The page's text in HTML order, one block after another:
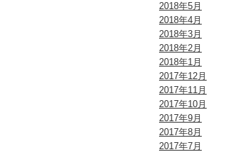
2018年5月
2018年4月
2018年3月
2018年2月
2018年1月
2017年12月
2017年11月
2017年10月
2017年9月
2017年8月
2017年7月